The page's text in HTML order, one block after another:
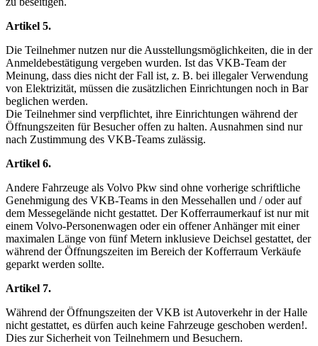
Artikel 5.
Die Teilnehmer nutzen nur die Ausstellungsmöglichkeiten, die in der
Anmeldebestätigung vergeben wurden. Ist das VKB-Team der
Meinung, dass dies nicht der Fall ist, z. B. bei illegaler Verwendung
von Elektrizität, müssen die zusätzlichen Einrichtungen noch in Bar
beglichen werden.
Die Teilnehmer sind verpflichtet, ihre Einrichtungen während der
Öffnungszeiten für Besucher offen zu halten. Ausnahmen sind nur
nach Zustimmung des VKB-Teams zulässig.
Artikel 6.
Andere Fahrzeuge als Volvo Pkw sind ohne vorherige schriftliche
Genehmigung des VKB-Teams in den Messehallen und / oder auf
dem Messegelände nicht gestattet. Der Kofferraumerkauf ist nur mit
einem Volvo-Personenwagen oder ein offener Anhänger mit einer
maximalen Länge von fünf Metern inklusieve Deichsel gestattet, der
während der Öffnungszeiten im Bereich der Kofferraum Verkäufe
geparkt werden sollte.
Artikel 7.
Während der Öffnungszeiten der VKB ist Autoverkehr in der Halle
nicht gestattet, es dürfen auch keine Fahrzeuge geschoben werden!.
Dies zur Sicherheit von Teilnehmern und Besuchern.